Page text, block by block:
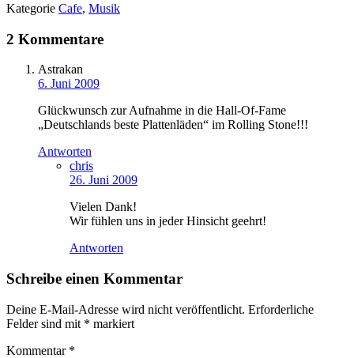
Kategorie Cafe, Musik
2 Kommentare
Astrakan
6. Juni 2009
Glückwunsch zur Aufnahme in die Hall-Of-Fame
„Deutschlands beste Plattenläden“ im Rolling Stone!!!
Antworten
chris
26. Juni 2009
Vielen Dank!
Wir fühlen uns in jeder Hinsicht geehrt!
Antworten
Schreibe einen Kommentar
Deine E-Mail-Adresse wird nicht veröffentlicht. Erforderliche
Felder sind mit * markiert
Kommentar *